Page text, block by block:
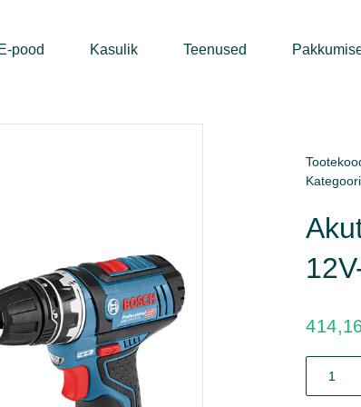
E-pood Kasulik Teenused